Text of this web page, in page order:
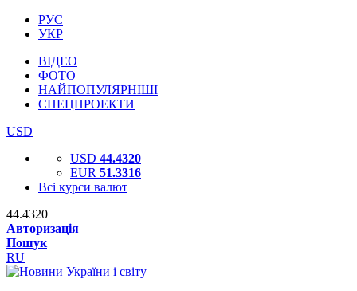
РУС
УКР
ВІДЕО
ФОТО
НАЙПОПУЛЯРНІШІ
СПЕЦПРОЕКТИ
USD
USD 44.4320
EUR 51.3316
Всі курси валют
44.4320
Авторизація
Пошук
RU